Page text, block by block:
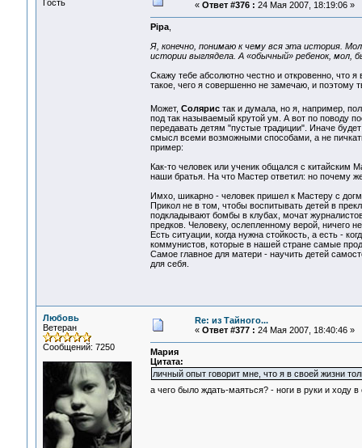
Гость
« Ответ #376 : 24 Мая 2007, 18:19:06 »
Pipa,
Я, конечно, понимаю к чему вся эта история.
истории выглядела. А «обычный» ребенок, мол,
Скажу тебе абсолютно честно и откровенно, что
такое, чего я совершенно не замечаю, и поэтому
Может, Соляристак и думала, но я, например,
под так называемый крутой ум. А вот по поводу
передавать детям "пустые традиции". Иначе
смысл всеми возможными способами, а не
пример:
Как-то человек или ученик общался с китайским
наши братья. На что Мастер ответил: но почему
Имхо, шикарно - человек пришел к Мастеру с
Прикол не в том, чтобы воспитывать детей в
подкладывают бомбы в клубах, мочат
предков. Человеку, ослепленному верой, ничего
Есть ситуации, когда нужна стойкость, а есть -
коммунистов, которые в нашей стране самые
Самое главное для матери - научить детей
для себя.
Любовь
Ветеран
Сообщений: 7250
Re: из Тайного...
« Ответ #377 : 24 Мая 2007, 18:40:46 »
Мария
Цитата:
личный опыт говорит мне, что я в своей жизни
а чего было ждать-маяться? - ноги в руки и ходу